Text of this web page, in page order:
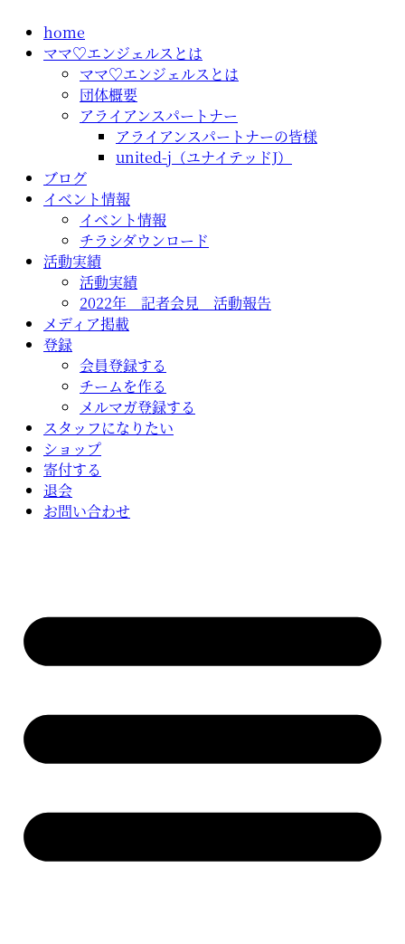
home
ママ♡エンジェルスとは
ママ♡エンジェルスとは
団体概要
アライアンスパートナー
アライアンスパートナーの皆様
united-j（ユナイテッドJ）
ブログ
イベント情報
イベント情報
チラシダウンロード
活動実績
活動実績
2022年 記者会見 活動報告
メディア掲載
登録
会員登録する
チームを作る
メルマガ登録する
スタッフになりたい
ショップ
寄付する
退会
お問い合わせ